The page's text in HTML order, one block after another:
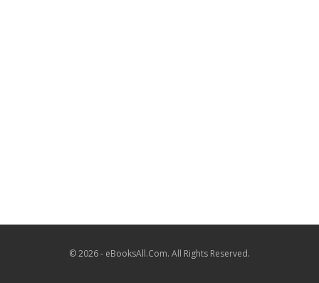
© 2026 - eBooksAll.Com. All Rights Reserved.